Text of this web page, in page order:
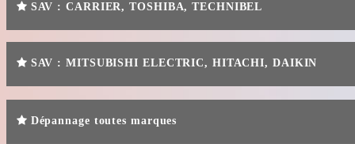
Dépannage toutes marques
SAV : MITSUBISHI ELECTRIC, HITACHI, DAIKIN
SAV : CARRIER, TOSHIBA, TECHNIBEL